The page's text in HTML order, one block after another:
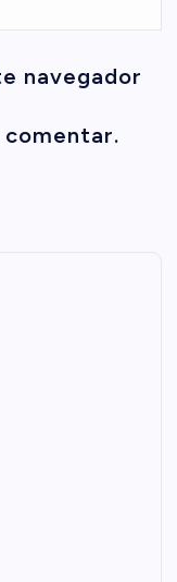
navegador
comentar.